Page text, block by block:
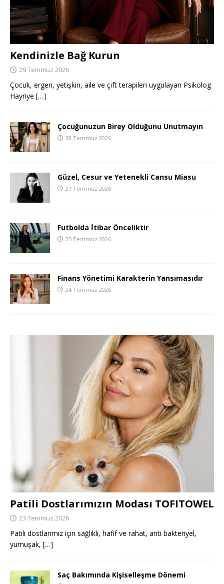
Kendinizle Bağ Kurun
29 Temmuz 2026
Çocuk, ergen, yetişkin, aile ve çift terapileri uygulayan Psikolog
Hayriye […]
Çocuğunuzun Birey Olduğunu Unutmayın
28 Temmuz 2026
Güzel, Cesur ve Yetenekli Cansu Miasu
27 Temmuz 2026
Futbolda İtibar Önceliktir
25 Temmuz 2026
Finans Yönetimi Karakterin Yansımasıdır
24 Temmuz 2026
Patili Dostlarımızın Modası TOFITOWEL
23 Temmuz 2026
Patili dostlarımız için sağlıklı, hafif ve rahat, anti bakteriyel,
yumuşak, […]
Saç Bakımında Kişiselleşme Dönemi